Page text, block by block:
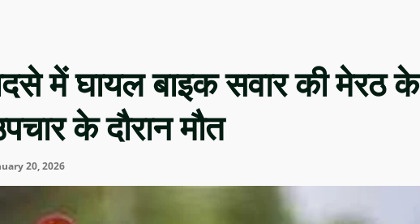
में घायल बाइक सवार की मेरठ के
के दौरान मौत
20, 2026